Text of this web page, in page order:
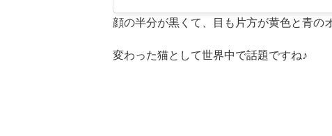
顔の半分が黒くて、目も片方が黄色と青の
変わった猫として世界中で話題ですね♪